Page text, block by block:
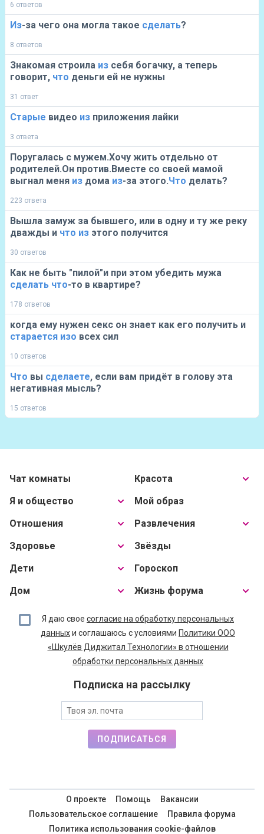
6 ответов
Из-за чего она могла такое сделать?
8 ответов
Знакомая строила из себя богачку, а теперь
говорит, что деньги ей не нужны
31 ответ
Старые видео из приложения лайки
3 ответа
Поругалась с мужем.Хочу жить отдельно от
родителей.Он против.Вместе со своей мамой
выгнал меня из дома из-за этого.Что делать?
223 ответа
Вышла замуж за бывшего, или в одну и ту же реку
дважды и что из этого получится
30 ответов
Как не быть "пилой"и при этом убедить мужа
сделать что-то в квартире?
178 ответов
когда ему нужен секс он знает как его получить и
старается изо всех сил
10 ответов
Что вы сделаете, если вам придёт в голову эта
негативная мысль?
15 ответов
Чат комнаты
Я и общество
Отношения
Здоровье
Дети
Дом
Красота
Мой образ
Развлечения
Звёзды
Гороскоп
Жизнь форума
Я даю свое согласие на обработку персональных
данныхи соглашаюсь с условиями Политики ООО
«Шкулёв Диджитал Технологии» в отношении
обработки персональных данных
Подписка на рассылку
ПОДПИСАТЬСЯ
О проекте Помощь
Вакансии
Пользовательское соглашение
Правила форума
Политика использования cookie-файлов